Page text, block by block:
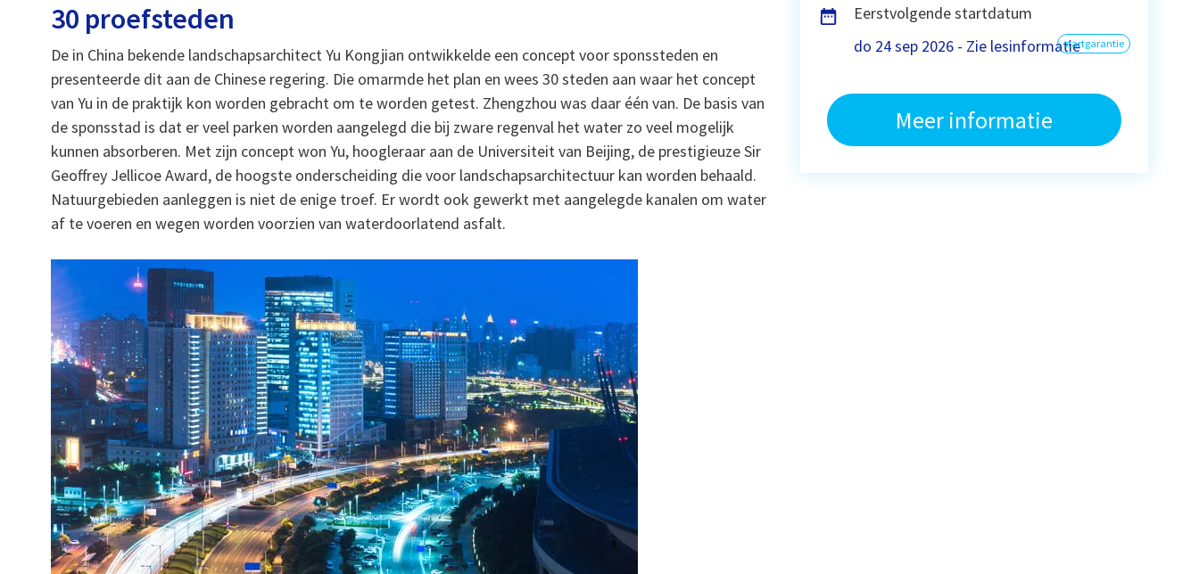
30 proefsteden
De in China bekende landschapsarchitect Yu Kongjian ontwikkelde een concept voor sponssteden en
presenteerde dit aan de Chinese regering. Die omarmde het plan en wees 30 steden aan waar het concept
van Yu in de praktijk kon worden gebracht om te worden getest. Zhengzhou was daar één van. De basis van
de sponsstad is dat er veel parken worden aangelegd die bij zware regenval het water zo veel mogelijk
kunnen absorberen. Met zijn concept won Yu, hoogleraar aan de Universiteit van Beijing, de prestigieuze Sir
Geoffrey Jellicoe Award, de hoogste onderscheiding die voor landschapsarchitectuur kan worden behaald.
Natuurgebieden aanleggen is niet de enige troef. Er wordt ook gewerkt met aangelegde kanalen om water
af te voeren en wegen worden voorzien van waterdoorlatend asfalt.
Eerstvolgende startdatum
do 24 sep 2026 - Zie lesinformatiestartgarantie
Meer informatie